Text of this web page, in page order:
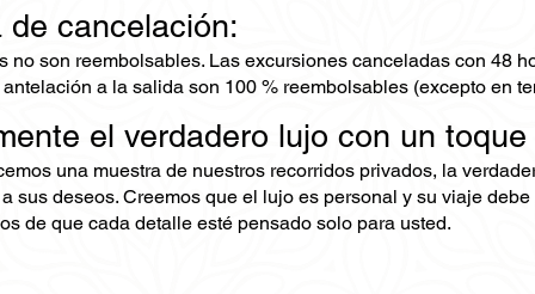
de cancelación:
no son reembolsables. Las excursiones canceladas con 48
a la salida son 100 % reembolsables (excepto en
el verdadero lujo con un
una muestra de nuestros recorridos privados, la
sus deseos. Creemos que el lujo es personal y su viaje
de que cada detalle esté pensado solo para usted.